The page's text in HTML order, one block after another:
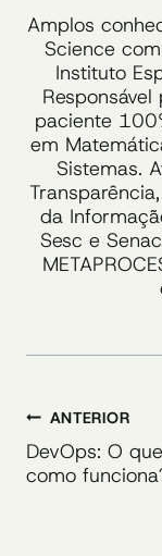
Amplos
Science
Instituto
paciente
em
Sistemas.
da
Sesc e
de
Post
ANTERIOR
DevOps: O
como